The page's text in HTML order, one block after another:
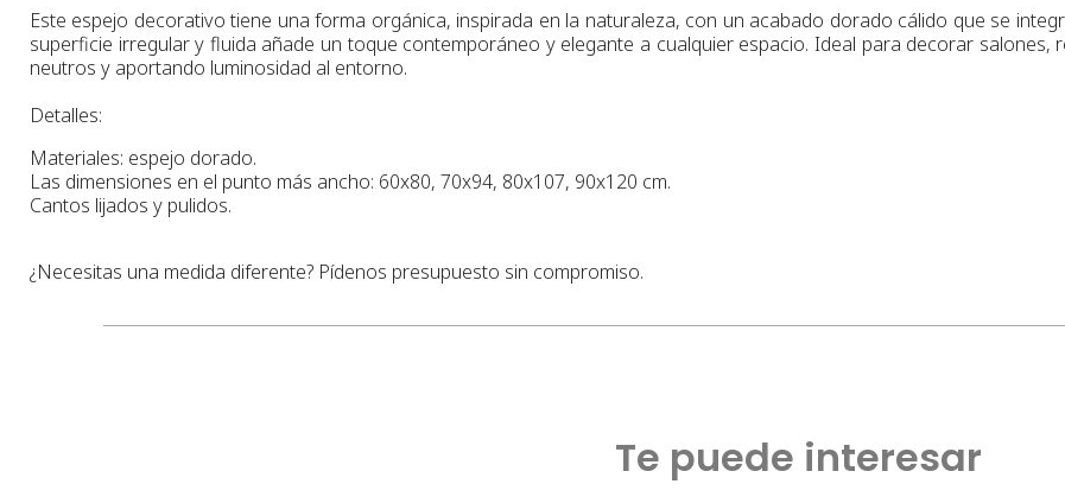
Este espejo decorativo tiene una forma orgánica, inspirada en la naturaleza, con un acabado dorado cálido que se
superficie irregular y fluida añade un toque contemporáneo y elegante a cualquier espacio. Ideal para decorar
neutros y aportando luminosidad al entorno.
Detalles:
Materiales: espejo dorado.
Las dimensiones en el punto más ancho: 60x80, 70x94, 80x107, 90x120 cm.
Cantos lijados y pulidos.
¿Necesitas una medida diferente? Pídenos presupuesto sin compromiso.
Te puede interesar